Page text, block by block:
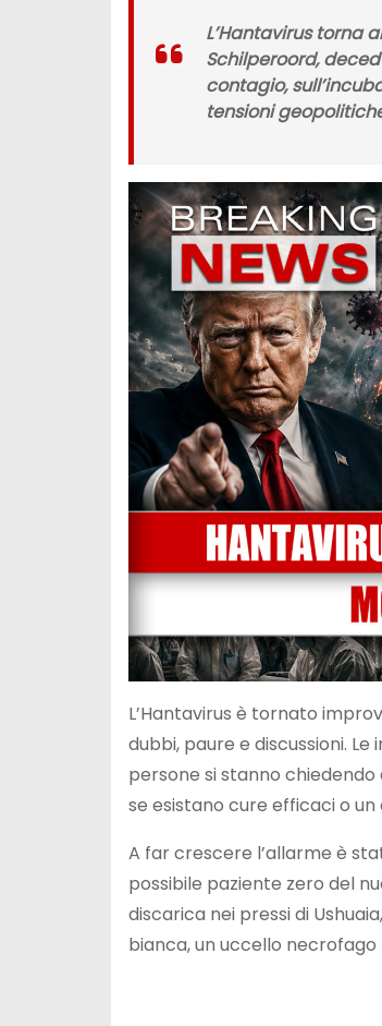
L’Hantavirus torna
Schilperoord,
contagio,
tensioni
L’Hantavirus è tornato
dubbi, paure e discussioni.
persone si stanno
se esistano cure efficaci o
A far crescere l’allarme è
possibile paziente zero del
discarica nei pressi di
bianca, un uccello